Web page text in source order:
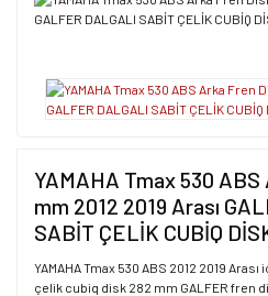
YAMAHA Tmax 530
mm 2012 2019 Arası
SABİT ÇELİK CUBİQ
YAMAHA Tmax 530 ABS 2012 2019
çelik cubiq disk 282 mm GALFER fren